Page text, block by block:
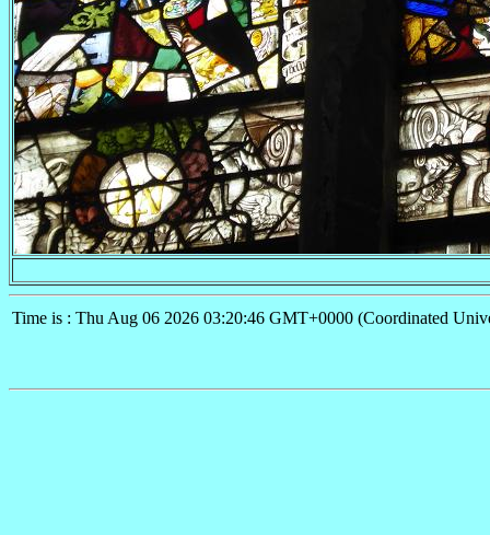
Time is : Thu Aug 06 2026 03:20:46 GMT+0000 (Coordinated